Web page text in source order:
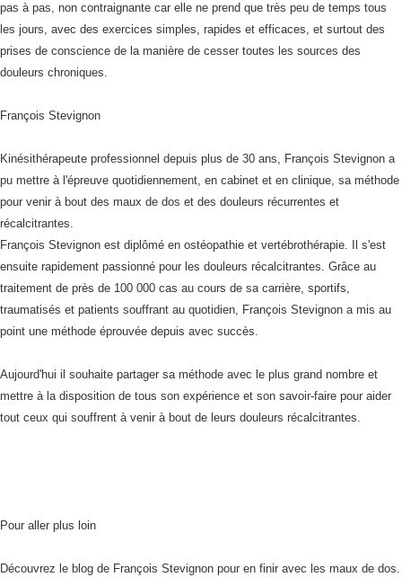
pas à pas, non contraignante car elle ne prend que très peu de temps tous
les jours, avec des exercices simples, rapides et efficaces, et surtout des
prises de conscience de la manière de cesser toutes les sources des
douleurs chroniques.
François Stevignon
Kinésithérapeute professionnel depuis plus de 30 ans, François Stevignon a
pu mettre à l'épreuve quotidiennement, en cabinet et en clinique, sa méthode
pour venir à bout des maux de dos et des douleurs récurrentes et
récalcitrantes.
François Stevignon est diplômé en ostéopathie et vertébrothérapie. Il s'est
ensuite rapidement passionné pour les douleurs récalcitrantes. Grâce au
traitement de près de 100 000 cas au cours de sa carrière, sportifs,
traumatisés et patients souffrant au quotidien, François Stevignon a mis au
point une méthode éprouvée depuis avec succès.
Aujourd'hui il souhaite partager sa méthode avec le plus grand nombre et
mettre à la disposition de tous son expérience et son savoir-faire pour aider
tout ceux qui souffrent à venir à bout de leurs douleurs récalcitrantes.
Pour aller plus loin
Découvrez le blog de François Stevignon pour en finir avec les maux de dos.